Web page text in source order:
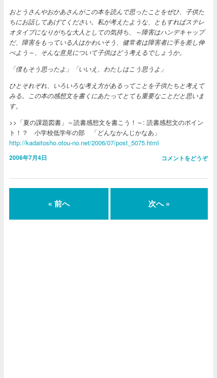
おとうさんやおかあさんがこの本を読んで思ったことをぜひ、子供た
ちにお話してあげてください。私が考えたような、ともすればステレ
オタイプになりがちな大人としての気持ち、～障害はハンデキャップ
だ、障害をもっている人はかわいそう、健常者は障害者に手を差し伸
べよう～、そんな意見について子供はどう考えるでしょうか。
「僕もそう思ったよ」「いいえ、わたしはこう思うよ」
ひとそれぞれ、いろいろな考え方があるってことを子供たちと考えて
みる。この本の感想文を書くにあたってとても重要なことだと思いま
す。
>>「夏の課題図書」～読書感想文を書こう！～: 読書感想文のポイン
ト！？ 小学校低学年の部 「どんなかんじかなあ」
http://kadaitosho.otou-no.net/2006/07/post_5075.html
2006年7月4日 コメントをどうぞ
« 前へ 次へ »